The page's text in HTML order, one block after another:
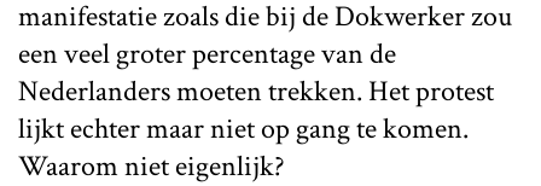
manifestatie zoals die bij de Dokwerker zou
een veel groter percentage van de
Nederlanders moeten trekken. Het protest
lijkt echter maar niet op gang te komen.
Waarom niet eigenlijk?